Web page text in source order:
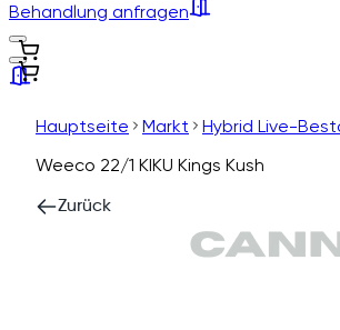
Behandlung anfragen
Hauptseite Markt
Hybrid Live-
Weeco 22/1 KIKU Kings Kush
Zurück